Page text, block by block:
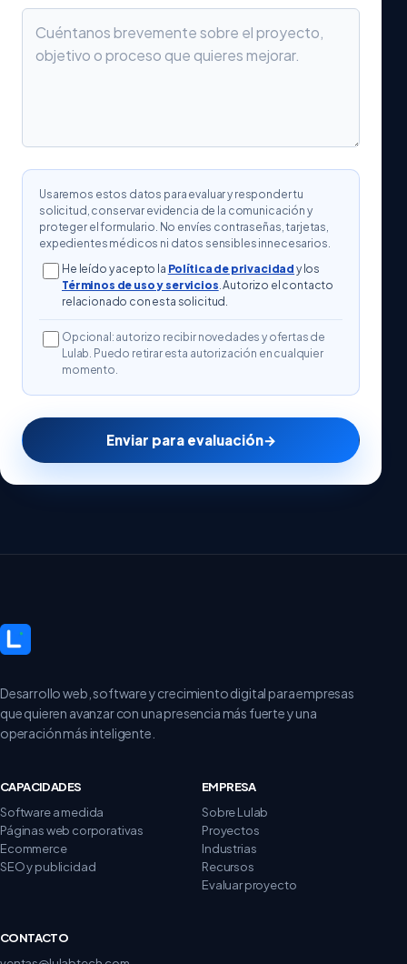
Usaremos estos datos para evaluar y responder tu
solicitud, conservar evidencia de la comunicación y
proteger el formulario. No envíes contraseñas, tarjetas,
expedientes médicos ni datos sensibles innecesarios.
He leído y acepto la Política de privacidad y los
Términos de uso y servicios . Autorizo el contacto
relacionado con esta solicitud.
Opcional: autorizo recibir novedades y ofertas de
Lulab. Puedo retirar esta autorización en cualquier
momento.
Enviar para evaluación→
Desarrollo web, software y crecimiento digital para empresas
que quieren avanzar con una presencia más fuerte y una
operación más inteligente.
CAPACIDADES
Software a medida
Páginas web corporativas
Ecommerce
SEO y publicidad
EMPRESA
Sobre Lulab
Proyectos
Industrias
Recursos
Evaluar proyecto
CONTACTO